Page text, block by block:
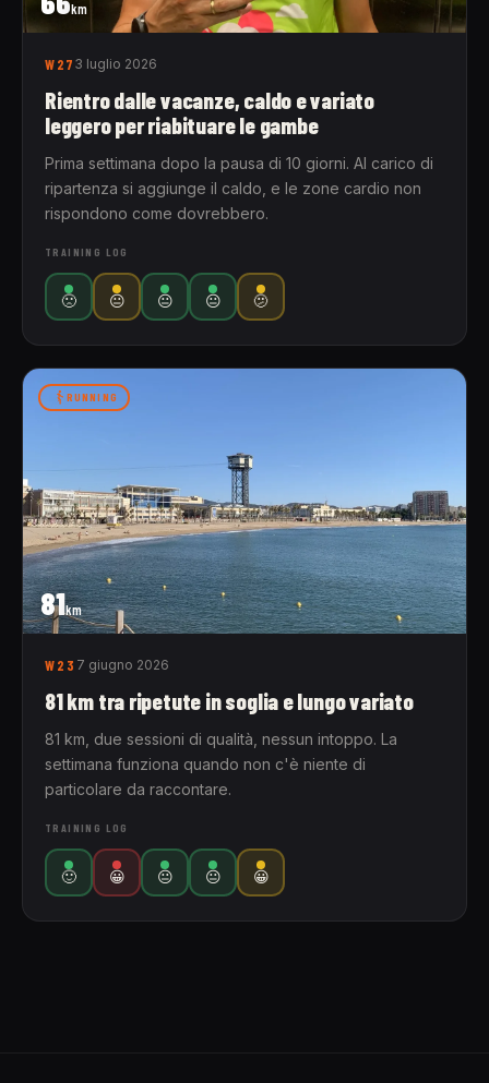
km
W27 3 luglio 2026
Rientro dalle vacanze, caldo e variato
leggero per riabituare le gambe
Prima settimana dopo la pausa di 10 giorni. Al carico di
ripartenza si aggiunge il caldo, e le zone cardio non
rispondono come dovrebbero.
TRAINING LOG
🙁 😐 😐 😐 🫤
81km
RUNNING
W23 7 giugno 2026
81 km tra ripetute in soglia e lungo variato
81 km, due sessioni di qualità, nessun intoppo. La
settimana funziona quando non c'è niente di
particolare da raccontare.
TRAINING LOG
🙂 😀 😐 😐 😀